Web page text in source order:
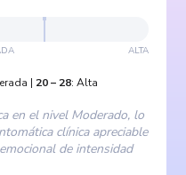
ALTA
| 20– 28: Alta
en el nivel Moderado, lo
clínica apreciable
de intensidad